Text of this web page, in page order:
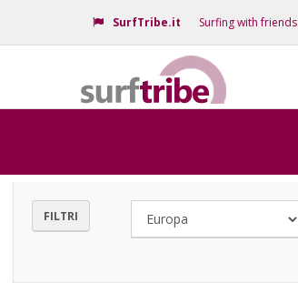
SurfTribe.it Surfing with friends
FILTRI